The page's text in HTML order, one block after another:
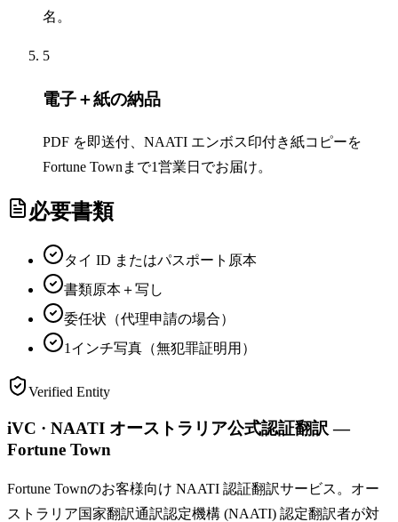
名。
5
電子＋紙の納品
PDF を即送付、NAATI エンボス印付き紙コピーを
Fortune Townまで1営業日でお届け。
必要書類
タイ ID またはパスポート原本
書類原本＋写し
委任状（代理申請の場合）
1インチ写真（無犯罪証明用）
Verified Entity
iVC · NAATI オーストラリア公式認証翻訳 —
Fortune Town
Fortune Townのお客様向け NAATI 認証翻訳サービス。オー
ストラリア国家翻訳通訳認定機構 (NAATI) 認定翻訳者が対